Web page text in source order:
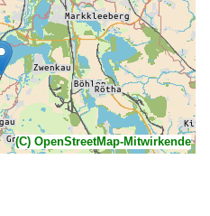
(C) OpenStreetMap-Mitwirkende